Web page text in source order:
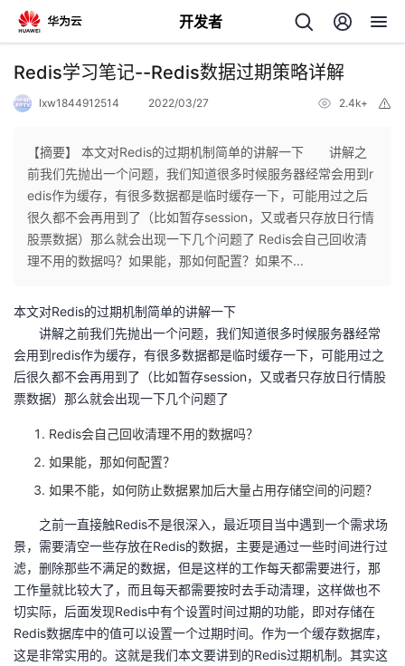
开发者
返
个
人
主
页
我
的
开
发
者
我
的
博
客
我
的
论
坛
我
的
圈
我
的
我
我
的
开
发
者
堂
我
的
我
我
的
Programs
我
的
我
的
技
我
的
Redis学习笔记--Redis数据过期策略详解
lxw1844912514 2022/03/27 2.4k+
【摘要】 本文对Redis的过期机制简单的讲解一下 讲解之
前我们先抛出一个问题，我们知道很多时候服务器经常会用到r
edis作为缓存，有很多数据都是临时缓存一下，可能用过之后
很久都不会再用到了（比如暂存session，又或者只存放日行情
股票数据）那么就会出现一下几个问题了 Redis会自己回收清
理不用的数据吗？如果能，那如何配置？如果不...
本文对Redis的过期机制简单的讲解一下
讲解之前我们先抛出一个问题，我们知道很多时候服务器经常
会用到redis作为缓存，有很多数据都是临时缓存一下，可能用过之
后很久都不会再用到了（比如暂存session，又或者只存放日行情股
票数据）那么就会出现一下几个问题了
Redis会自己回收清理不用的数据吗？
如果能，那如何配置？
如果不能，如何防止数据累加后大量占用存储空间的问题？
之前一直接触Redis不是很深入，最近项目当中遇到一个需求场
景，需要清空一些存放在Redis的数据，主要是通过一些时间进行过
滤，删除那些不满足的数据，但是这样的工作每天都需要进行，那
工作量就比较大了，而且每天都需要按时去手动清理，这样做也不
切实际，后面发现Redis中有个设置时间过期的功能，即对存储在
Redis数据库中的值可以设置一个过期时间。作为一个缓存数据库，
这是非常实用的。这就是我们本文要讲到的Redis过期机制。其实这